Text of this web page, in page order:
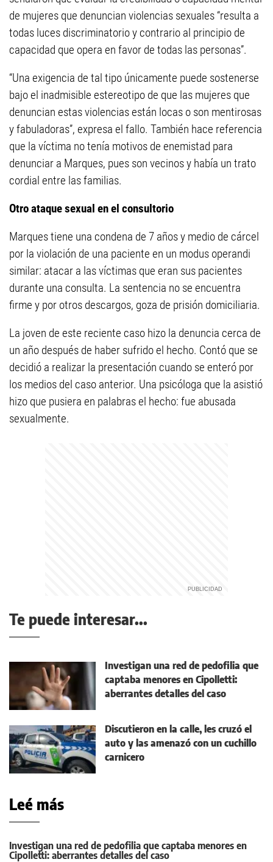
de mujeres que denuncian violencias sexuales “resulta a
todas luces discriminatorio y contrario al principio de
capacidad que opera en favor de todas las personas”.
“Una exigencia de tal tipo únicamente puede sostenerse
bajo el inadmisible estereotipo de que las mujeres que
denuncian estas violencias están locas o son mentirosas
y fabuladoras”, expresa el fallo. También hace referencia
que la víctima no tenía motivos de enemistad para
denunciar a Marques, pues son vecinos y había un trato
cordial entre las familias.
Otro ataque sexual en el consultorio
Marques tiene una condena de 7 años y medio de cárcel
por la violación de una paciente en un modus operandi
similar: atacar a las víctimas que eran sus pacientes
durante una consulta. La sentencia no se encuentra
firme y por otros descargos, goza de prisión domiciliaria.
La joven de este reciente caso hizo la denuncia cerca de
un año después de haber sufrido el hecho. Contó que se
decidió a realizar la presentación cuando se enteró por
los medios del caso anterior. Una psicóloga que la asistió
hizo que pusiera en palabras el hecho: fue abusada
sexualmente.
Te puede interesar...
Investigan una red de pedofilia que
captaba menores en Cipolletti:
aberrantes detalles del caso
Discutieron en la calle, les cruzó el
auto y las amenazó con un cuchillo
carnicero
Leé más
Investigan una red de pedofilia que captaba menores en
Cipolletti: aberrantes detalles del caso